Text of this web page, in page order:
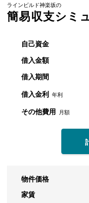
ラインビルド神楽坂の
簡易収支シミ
自己資金
借入金額
借入期間
借入金利 年利
その他費用 月額
物件価格
家賃